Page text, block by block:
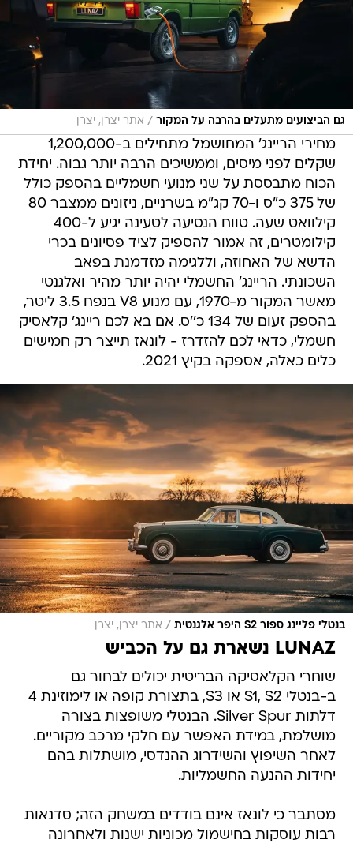
גם הביצועים מתעלים בהרבה על המקור / אתר יצרן, יצרן
מחירי הריינג' המחושמל מתחילים ב-1,200,000
שקלים לפני מיסים, וממשיכים הרבה יותר גבוה. יחידת
הכוח מתבססת על שני מנועי חשמליים בהספק כולל
של 375 כ"ס ו-70 קג"מ בשרניים, ניזונים ממצבר 80
קילוואט שעה. טווח הנסיעה לטעינה יגיע ל-400
קילומטרים, זה אמור להספיק לציד פסיונים בכרי
הדשא של האחוזה, וללגימה מזדמנת בפאב
השכונתי. הריינג' החשמלי יהיה יותר מהיר ואלגנטי
מאשר המקור מ-1970, עם מנוע V8 בנפח 3.5 ליטר,
בהספק זעום של 134 כ''ס. אם בא לכם ריינג' קלאסיק
חשמלי, כדאי לכם להזדרז - לונאז תייצר רק חמישים
כלים כאלה, אספקה בקיץ 2021.
בנטלי פליינג ספור S2 היפר אלגנטית / אתר יצרן, יצרן
LUNAZ נשארת גם על הכביש
שוחרי הקלאסיקה הבריטית יכולים לבחור גם
ב-בנטלי S1, S2 או S3, בתצורת קופה או לימוזינת 4
דלתות Silver Spur. הבנטלי משופצות בצורה
מושלמת, במידת האפשר עם חלקי מרכב מקוריים.
לאחר השיפוץ והשידרוג ההנדסי, מושתלות בהם
יחידות ההנעה החשמליות.
מסתבר כי לונאז אינם בודדים במשחק הזה; סדנאות
רבות עוסקות בחישמול מכוניות ישנות ולאחרונה